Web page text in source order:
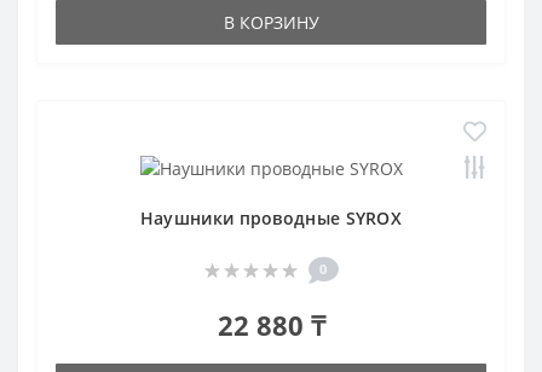
В КОРЗИНУ
Наушники проводные SYROX
0
22 880 ₸